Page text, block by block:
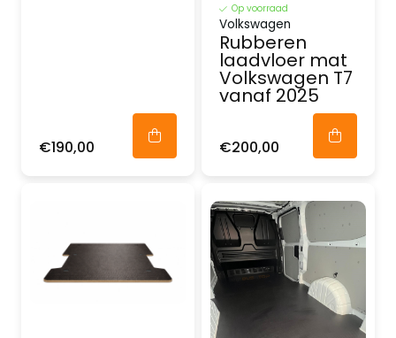
€190,00
Op voorraad
Volkswagen
Rubberen
laadvloer mat
Volkswagen T7
vanaf 2025
€200,00